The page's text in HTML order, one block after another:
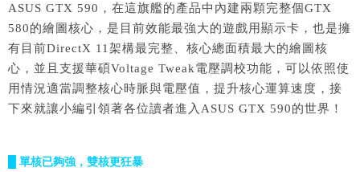
ASUS GTX 590，在這旗艦的產品中內建兩顆完整個GTX
580的繪圖核心，是目前效能最強大的遊戲用顯示卡，也是擁
有目前DirectX 11架構最完整、核心總面積最大的繪圖核
心，並且支援華碩Voltage Tweak電壓調校功能，可以依照使
用情況適當調整核心時脈與電壓值，提升核心運算速度，接
下來就讓小編引領著各位讀者進入ASUS GTX 590的世界！
█ 單核已夠強，雙核更狂暴